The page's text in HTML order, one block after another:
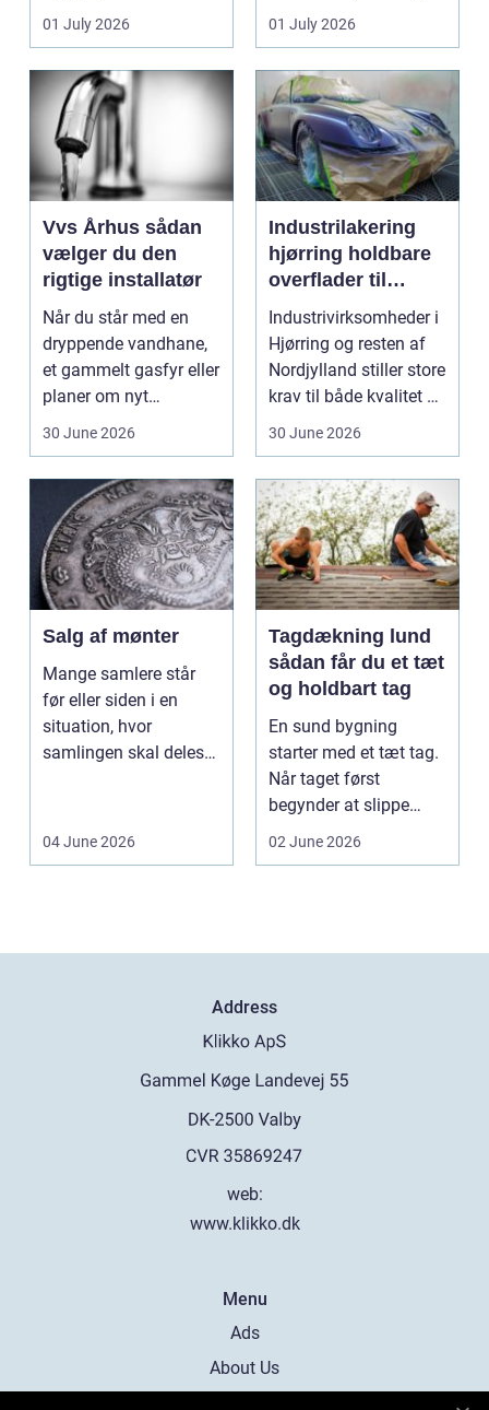
badeværelser,
01 July 2026
ændrer sig, k...
01 July 2026
Vvs Århus sådan
vælger du den
rigtige installatør
Når du står med en
dryppende vandhane,
et gammelt gasfyr eller
planer om nyt
badeværelse, bliver
30 June 2026
Industrilakering
hjørring holdbare
overflader til
industri og erhverv
Industrivirksomheder i
Hjørring og resten af
Nordjylland stiller store
krav til både kvalitet og
hol...
30 June 2026
Salg af mønter
Mange samlere står
før eller siden i en
situation, hvor
samlingen skal deles
04 June 2026
Tagdækning lund
sådan får du et tæt
og holdbart tag
En sund bygning
starter med et tæt tag.
Når taget først
begynder at slippe
vand ind, kan skaderne
02 June 2026
Address
web:
www.klikko.dk
Menu
Ads
About Us